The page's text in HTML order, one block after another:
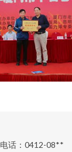
电话：0412-08**